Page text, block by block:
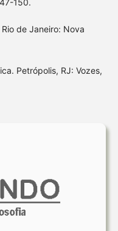
150.
de Janeiro: Nova
Petrópolis, RJ: Vozes,